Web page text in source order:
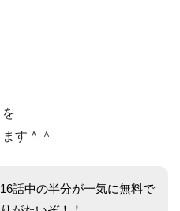
す＾＾
話中の半分が一気に無料で